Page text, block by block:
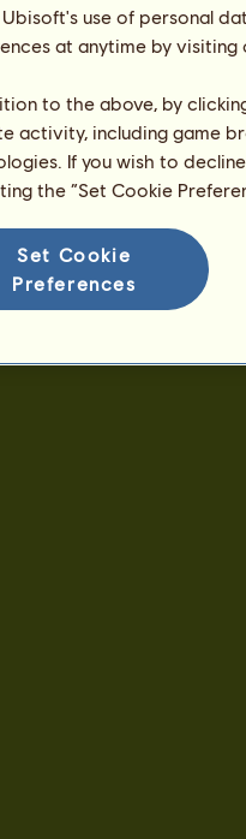
use of personal
at anytime by
to the above, by
activity, including game
If you wish to
the “Set Cookie
Set Cookie
Preferences